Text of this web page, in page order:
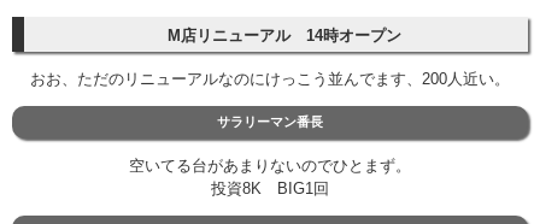
M店リニューアル 14時オープン
おお、ただのリニューアルなのにけっこう並んでます、200人近い。
サラリーマン番長
空いてる台があまりないのでひとまず。
投資8K BIG1回